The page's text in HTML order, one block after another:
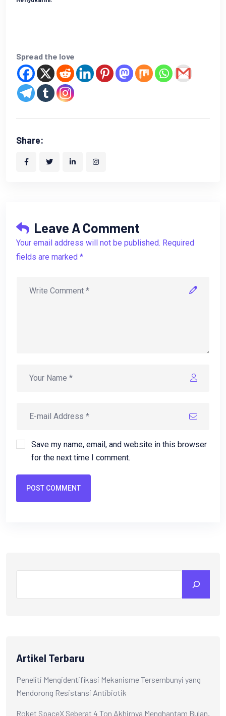
Spread the love
Share:
Leave A Comment
Your email address will not be published. Required
fields are marked *
Save my name, email, and website in this browser
for the next time I comment.
POST COMMENT
Artikel Terbaru
Peneliti Mengidentifikasi Mekanisme Tersembunyi yang
Mendorong Resistansi Antibiotik
Roket SpaceX Seberat 4 Ton Akhirnya Menghantam Bulan,